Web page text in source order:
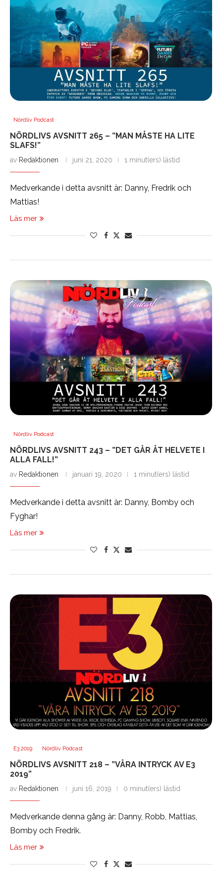
Nördliv Podcast
NÖRDLIVS AVSNITT 265 – ”MAN MÅSTE HA LITE
SLAFS!”
av Redaktionen juni 21, 2020 1 minut(ers) lästid
Medverkande i detta avsnitt är: Danny, Fredrik och
Mattias!
Läs mer
Nördliv Podcast
NÖRDLIVS AVSNITT 243 – ”DET GÅR ÅT HELVETE I
ALLA FALL!”
av Redaktionen januari 19, 2020 1 minut(ers) lästid
Medverkande i detta avsnitt är: Danny, Bomby och
Fyghar!
Läs mer
E3 2019 Nördliv Podcast
NÖRDLIVS AVSNITT 218 – ”VÅRA INTRYCK AV E3
2019”
av Redaktionen juni 16, 2019 0 minut(ers) lästid
Medverkande denna gång är: Danny, Robb, Mattias,
Bomby och Fredrik.
Läs mer